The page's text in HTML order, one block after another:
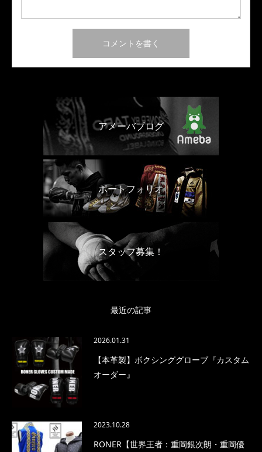
アメーバブログ
ポートフォリオ
スタッフ募集！
最近の記事
2026.01.31
【本革製】ボクシンググローブ『カスタム
オーダー』
2023.10.28
RONER【世界王者：重岡銀次朗・重岡優